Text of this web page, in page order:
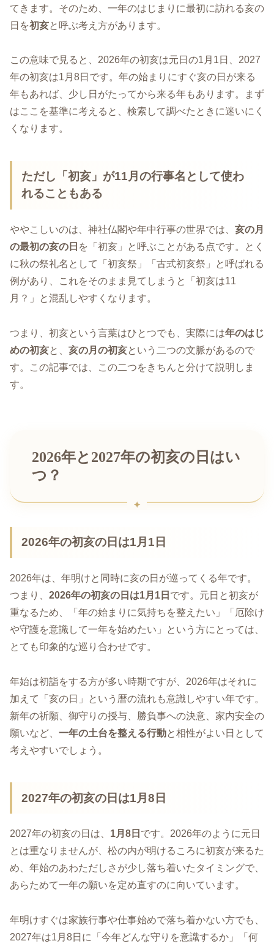
てきます。そのため、一年のはじまりに最初に訪れる亥の
日を初亥と呼ぶ考え方があります。
この意味で見ると、2026年の初亥は元日の1月1日、2027
年の初亥は1月8日です。年の始まりにすぐ亥の日が来る
年もあれば、少し日がたってから来る年もあります。まず
はここを基準に考えると、検索して調べたときに迷いにく
くなります。
ただし「初亥」が11月の行事名として使わ
れることもある
ややこしいのは、神社仏閣や年中行事の世界では、 亥の月
の最初の亥の日 を「初亥」と呼ぶことがある点です。とく
に秋の祭礼名として「初亥祭」「古式初亥祭」と呼ばれる
例があり、これをそのまま見てしまうと「初亥は11
月？」と混乱しやすくなります。
つまり、初亥という言葉はひとつでも、実際には年のはじ
めの初亥と、 亥の月の初亥という二つの文脈があるので
す。この記事では、この二つをきちんと分けて説明しま
す。
2026年と2027年の初亥の日はい
つ？
2026年の初亥の日は1月1日
2026年は、年明けと同時に亥の日が巡ってくる年です。
つまり、 2026年の初亥の日は1月1日 です。元日と初亥が
重なるため、「年の始まりに気持ちを整えたい」「厄除け
や守護を意識して一年を始めたい」という方にとっては、
とても印象的な巡り合わせです。
年始は初詣をする方が多い時期ですが、2026年はそれに
加えて「亥の日」という暦の流れも意識しやすい年です。
新年の祈願、御守りの授与、勝負事への決意、家内安全の
願いなど、 一年の土台を整える行動と相性がよい日として
考えやすいでしょう。
2027年の初亥の日は1月8日
2027年の初亥の日は、 1月8日 です。2026年のように元日
とは重なりませんが、松の内が明けるころに初亥が来るた
め、年始のあわただしさが少し落ち着いたタイミングで、
あらためて一年の願いを定め直すのに向いています。
年明けすぐは家族行事や仕事始めで落ち着かない方でも、
2027年は1月8日に「今年どんな守りを意識するか」「何